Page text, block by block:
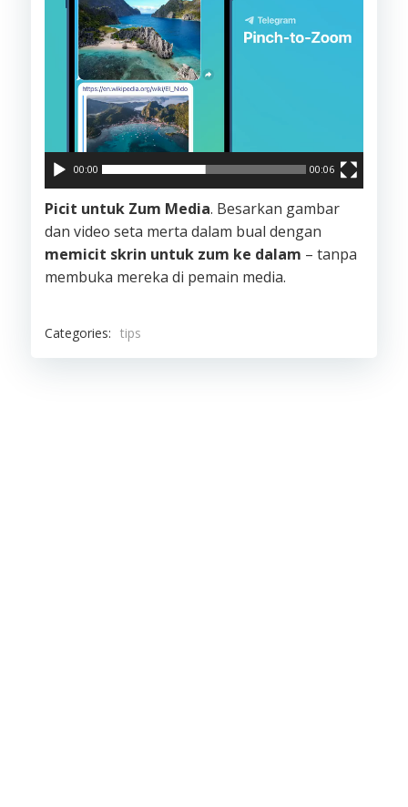
00:00 00:06
Picit untuk Zum Media. Besarkan gambar
dan video seta merta dalam bual dengan
memicit skrin untuk zum ke dalam – tanpa
membuka mereka di pemain media.
Categories: tips